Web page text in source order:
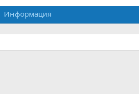
Информация